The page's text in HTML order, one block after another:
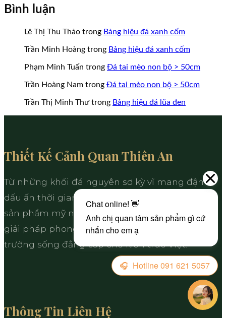
Bình luận
Lê Thị Thu Thảo trong Bảng hiệu đá xanh cốm
Trần Minh Hoàng trong Bảng hiệu đá xanh cốm
Phạm Minh Tuấn trong Đá tai mèo non bộ > 50cm
Trần Hoàng Nam trong Đá tai mèo non bộ > 50cm
Trần Thị Minh Thưtrong Bảng hiệu đá lũa đen
Thiết Kế Cảnh Quan Thiên An
Từ những khối đá nguyên sơ kỳ vĩ mang đậm
dấu ấn thời gian, Thiên An cung cấp và chế tác
sản phẩm mỹ nghệ kết hợp hoàn hảo cùng các
giải pháp phong thủy hoàn mỹ, kiến tạo môi
trường sống đẳng cấp cho kiến trúc Việt.
Thông Tin Liên Hệ